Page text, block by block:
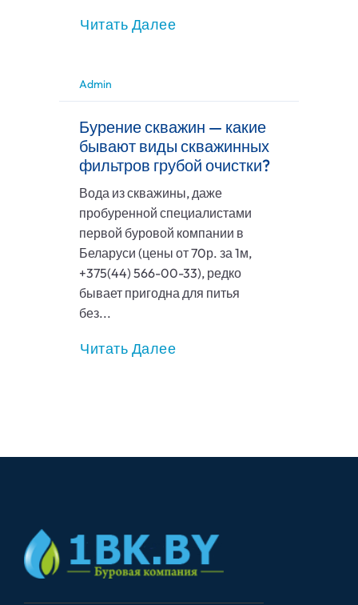
Читать Далее
Admin
Бурение скважин — какие
бывают виды скважинных
фильтров грубой очистки?
Вода из скважины, даже
пробуренной специалистами
первой буровой компании в
Беларуси (цены от 70р. за 1м,
+375(44) 566-00-33), редко
бывает пригодна для питья
без...
Читать Далее